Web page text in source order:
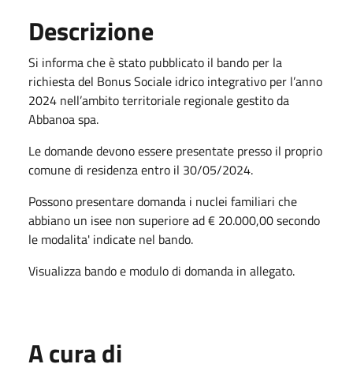
Descrizione
Si informa che è stato pubblicato il bando per la
richiesta del Bonus Sociale idrico integrativo per l’anno
2024 nell’ambito territoriale regionale gestito da
Abbanoa spa.
Le domande devono essere presentate presso il proprio
comune di residenza entro il 30/05/2024.
Possono presentare domanda i nuclei familiari che
abbiano un isee non superiore ad € 20.000,00 secondo
le modalita' indicate nel bando.
Visualizza bando e modulo di domanda in allegato.
A cura di